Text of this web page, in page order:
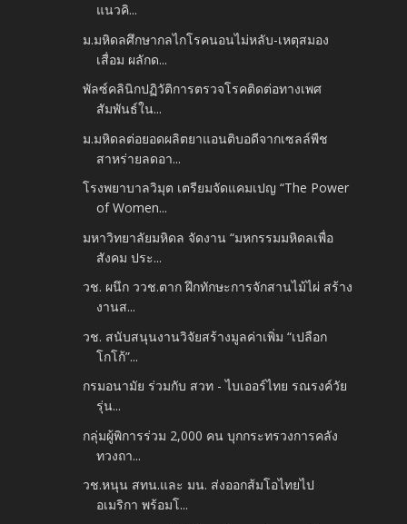
แนวคิ...
ม.มหิดลศึกษากลไกโรคนอนไม่หลับ-เหตุสมอง
เสื่อม ผลักด...
พัลซ์คลินิกปฏิวัติการตรวจโรคติดต่อทางเพศ
สัมพันธ์ใน...
ม.มหิดลต่อยอดผลิตยาแอนติบอดีจากเซลล์พืช
สาหร่ายลดอา...
โรงพยาบาลวิมุต เตรียมจัดแคมเปญ “The Power
of Women...
มหาวิทยาลัยมหิดล จัดงาน “มหกรรมมหิดลเพื่อ
สังคม ประ...
วช. ผนึก ววช.ตาก ฝึกทักษะการจักสานไม้ไผ่ สร้าง
งานส...
วช. สนับสนุนงานวิจัยสร้างมูลค่าเพิ่ม “เปลือก
โกโก้”...
กรมอนามัย ร่วมกับ สวท - ไบเออร์ไทย รณรงค์วัย
รุ่น...
กลุ่มผู้พิการร่วม 2,000 คน บุกกระทรวงการคลัง
ทวงถา...
วช.หนุน สทน.และ มน. ส่งออกส้มโอไทยไป
อเมริกา พร้อมโ...